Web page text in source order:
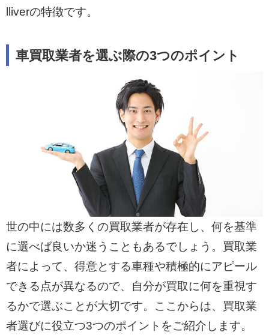
lliverの特徴です。
車買取業者を選ぶ際の3つのポイント
世の中には数多くの買取業者が存在し、何を基準
に選べば良いか迷うこともあるでしょう。買取業
者によって、得意とする車種や積極的にアピール
できる点が異なるので、自分が買取に何を重視す
るかで選ぶことが大切です。ここからは、買取業
者選びに役立つ3つのポイントをご紹介します。